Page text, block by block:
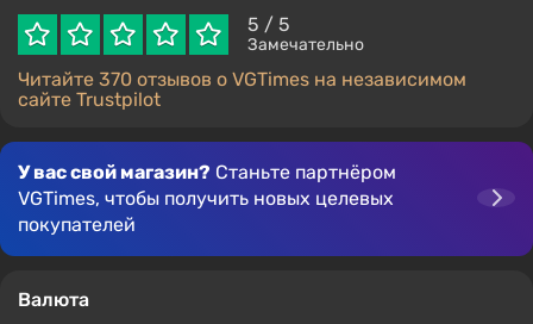
5 / 5
Замечательно
Читайте 370 отзывов о VGTimes на независимом
сайте Trustpilot
У вас свой магазин? Станьте партнёром
VGTimes, чтобы получить новых целевых
покупателей
Валюта